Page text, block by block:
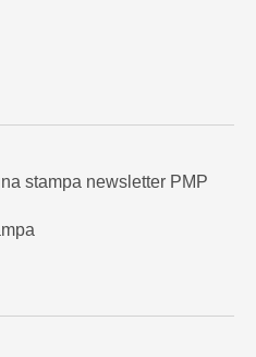
stampa newsletter PMP